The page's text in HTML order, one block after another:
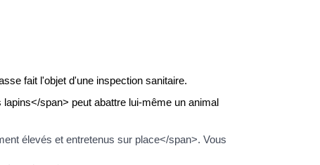
fait l'objet d'une inspection sanitaire.
span> peut abattre lui-même un animal
élevés et entretenus sur place</span>. Vous